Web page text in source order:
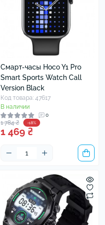
Смарт-часы Hoco Y1 Pro
Smart Sports Watch Call
Version Black
Код товара: 47617
В наличии
0
1 784 ₴ -18%
1 469 ₴